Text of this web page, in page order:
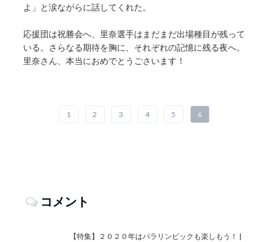
よ」と涙ながらに話してくれた。
応援団は祝勝会へ、里奈選手はまだまだ出場種目が残って
いる。さらなる期待を胸に、それぞれの記憶に残る夜へ。
里奈さん、本当におめでとうごさいます！
1 2 3 4 5 6
コメント
【特集】２０２０年はパラリンピックも楽しもう！ |